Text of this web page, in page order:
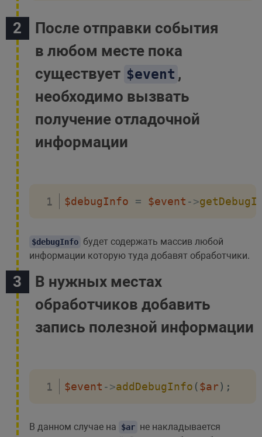
После отправки события
в любом месте пока
существует $event ,
необходимо вызвать
получение отладочной
информации
$debugInfo = $event ->
$debugInfo будет содержать массив любой
информации которую туда добавят обработчики.
В нужных местах
обработчиков добавить
запись полезной информации
$event ->addDebugInfo ($ar) ;
В данном случае на $ar не накладывается